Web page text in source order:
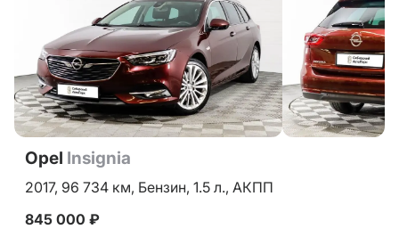
Opel Insignia
2017, 96 734 км, Бензин, 1.5 л., АКПП
845 000 ₽